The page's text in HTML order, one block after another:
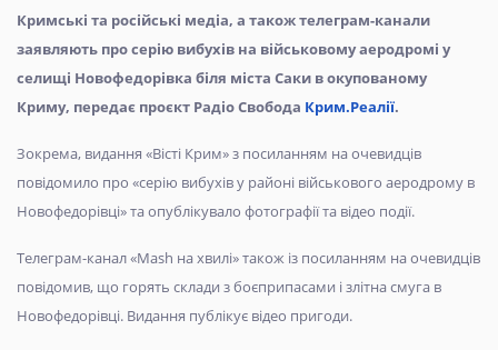
Кримські та російські медіа, а також телеграм-канали
заявляють про серію вибухів на військовому аеродромі у
селищі Новофедорівка біля міста Саки в окупованому
Криму, передає проєкт Радіо Свобода Крим.Реалії.
Зокрема, видання «Вісті Крим» з посиланням на очевидців
повідомило про «серію вибухів у районі військового аеродрому в
Новофедорівці» та опублікувало фотографії та відео події.
Телеграм-канал «Mash на хвилі» також із посиланням на очевидців
повідомив, що горять склади з боєприпасами і злітна смуга в
Новофедорівці. Видання публікує відео пригоди.